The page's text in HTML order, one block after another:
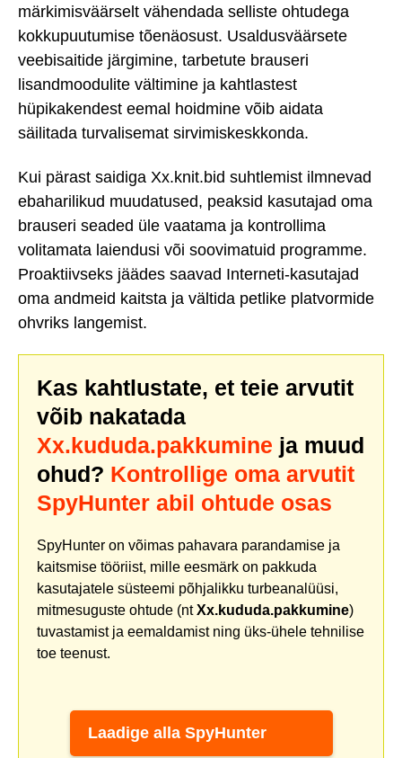
märkimisväärselt vähendada selliste ohtudega
kokkupuutumise tõenäosust. Usaldusväärsete
veebisaitide järgimine, tarbetute brauseri
lisandmoodulite vältimine ja kahtlastest
hüpikakendest eemal hoidmine võib aidata
säilitada turvalisemat sirvimiskeskkonda.
Kui pärast saidiga Xx.knit.bid suhtlemist ilmnevad
ebaharilikud muudatused, peaksid kasutajad oma
brauseri seaded üle vaatama ja kontrollima
volitamata laiendusi või soovimatuid programme.
Proaktiivseks jäädes saavad Interneti-kasutajad
oma andmeid kaitsta ja vältida petlike platvormide
ohvriks langemist.
Kas kahtlustate, et teie arvutit
võib nakatada
Xx.kududa.pakkumine ja muud
ohud? Kontrollige oma arvutit
SpyHunter abil ohtude osas
SpyHunter on võimas pahavara parandamise ja
kaitsmise tööriist, mille eesmärk on pakkuda
kasutajatele süsteemi põhjalikku turbeanalüüsi,
mitmesuguste ohtude (ntXx.kududa.pakkumine)
tuvastamist ja eemaldamist ning üks-ühele tehnilise
toe teenust.
Laadige alla SpyHunter